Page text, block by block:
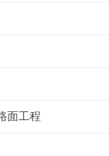
面工程